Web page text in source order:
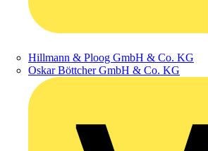
Hillmann & Ploog GmbH & Co. KG
Oskar Böttcher GmbH & Co. KG